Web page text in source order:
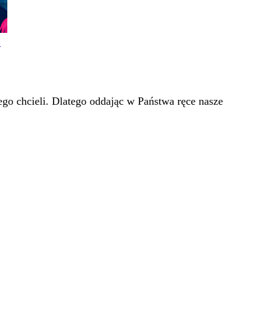
chcieli. Dlatego oddając w Państwa ręce nasze